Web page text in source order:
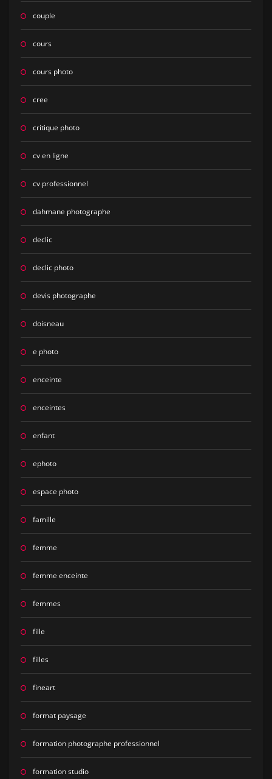
couple
cours
cours photo
cree
critique photo
cv en ligne
cv professionnel
dahmane photographe
declic
declic photo
devis photographe
doisneau
e photo
enceinte
enceintes
enfant
ephoto
espace photo
famille
femme
femme enceinte
femmes
fille
filles
fineart
format paysage
formation photographe professionnel
formation studio